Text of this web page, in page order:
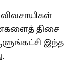
திசை
இந்த